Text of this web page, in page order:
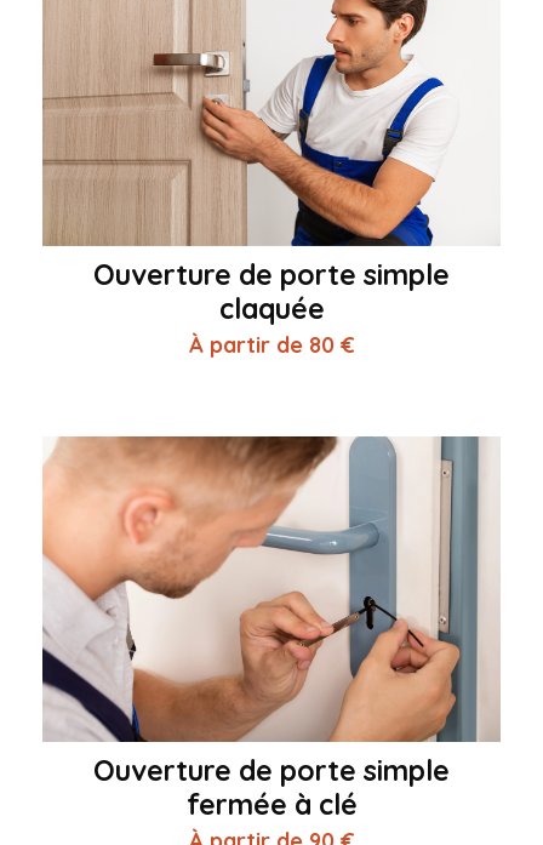
Ouverture de porte simple
claquée
À partir de 80 €
Ouverture de porte simple
fermée à clé